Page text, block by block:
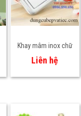
Khay mâm inox chữ
nhật sâu + cạn nhiều
Liên hệ